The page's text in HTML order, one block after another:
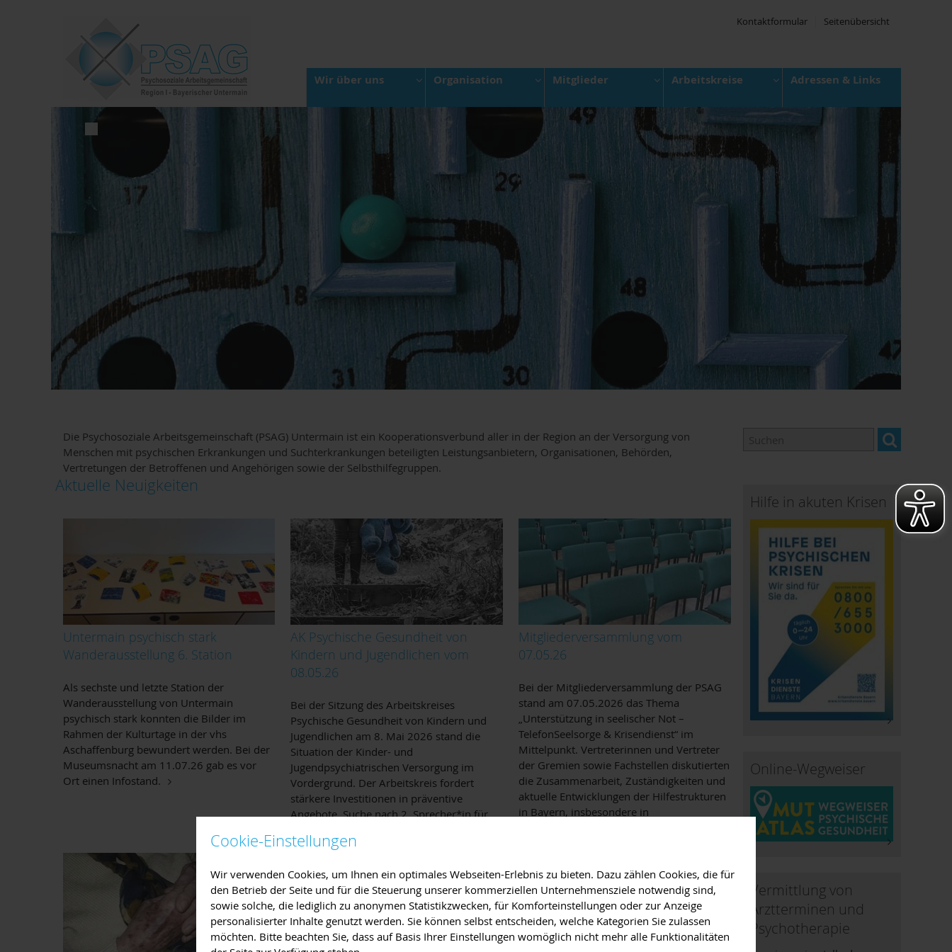
Cookie-Einstellungen
Wir verwenden Cookies, um Ihnen ein optimales Webseiten-Erlebnis zu bieten. Dazu zählen Cookies, die für
den Betrieb der Seite und für die Steuerung unserer kommerziellen Unternehmensziele notwendig sind,
sowie solche, die lediglich zu anonymen Statistikzwecken, für Komforteinstellungen oder zur Anzeige
personalisierter Inhalte genutzt werden. Sie können selbst entscheiden, welche Kategorien Sie zulassen
möchten. Bitte beachten Sie, dass auf Basis Ihrer Einstellungen womöglich nicht mehr alle Funktionalitäten
Kontaktformular Seitenübersicht
Wir über uns Organisation Mitglieder Arbeitskreise Adressen & Links
Die Psychosoziale Arbeitsgemeinschaft (PSAG) Untermain ist ein Kooperationsverbund aller in der Region an der Versorgung von
Menschen mit psychischen Erkrankungen und Suchterkrankungen beteiligten Leistungsanbietern, Organisationen, Behörden,
Vertretungen der Betroffenen und Angehörigen sowie der Selbsthilfegruppen.
Aktuelle Neuigkeiten
Untermain psychisch stark
Wanderausstellung 6. Station
Als sechste und letzte Station der
Wanderausstellung von Untermain
psychisch stark konnten die Bilder im
Rahmen der Kulturtage in der vhs
Aschaffenburg bewundert werden. Bei der
Museumsnacht am 11.07.26 gab es vor
Ort einen Infostand.
AK Psychische Gesundheit von
Kindern und Jugendlichen vom
08.05.26
Bei der Sitzung des Arbeitskreises
Psychische Gesundheit von Kindern und
Jugendlichen am 8. Mai 2026 stand die
Situation der Kinder- und
Jugendpsychiatrischen Versorgung im
Vordergrund. Der Arbeitskreis fordert
stärkere Investitionen in präventive
Angebote. Suche nach 2. Sprecher*in für
Mitgliederversammlung vom
07.05.26
Bei der Mitgliederversammlung der PSAG
stand am 07.05.2026 das Thema
„Unterstützung in seelischer Not –
TelefonSeelsorge & Krisendienst“ im
Mittelpunkt. Vertreterinnen und Vertreter
der Gremien sowie Fachstellen diskutierten
die Zusammenarbeit, Zuständigkeiten und
aktuelle Entwicklungen der Hilfestrukturen
in Bayern, insbesondere in
Hilfe in akuten Krisen
Online-Wegweiser
Vermittlung von
Arztterminen und
Psychotherapie